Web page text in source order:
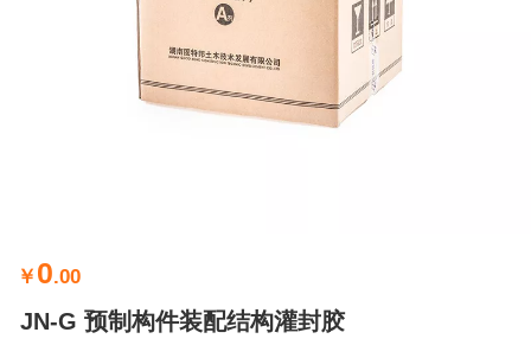
￥ 0.00
JN-G 预制构件装配结构灌封胶